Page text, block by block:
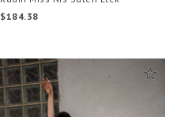
$184.38